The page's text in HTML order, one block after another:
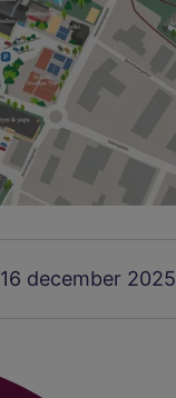
16 december 2025